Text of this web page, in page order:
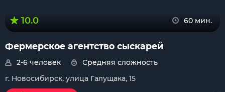
10.0 60 мин.
Фермерское агентство сыскарей
2-6 человек
Средняя сложность
г. Новосибирск, улица Галущака, 15